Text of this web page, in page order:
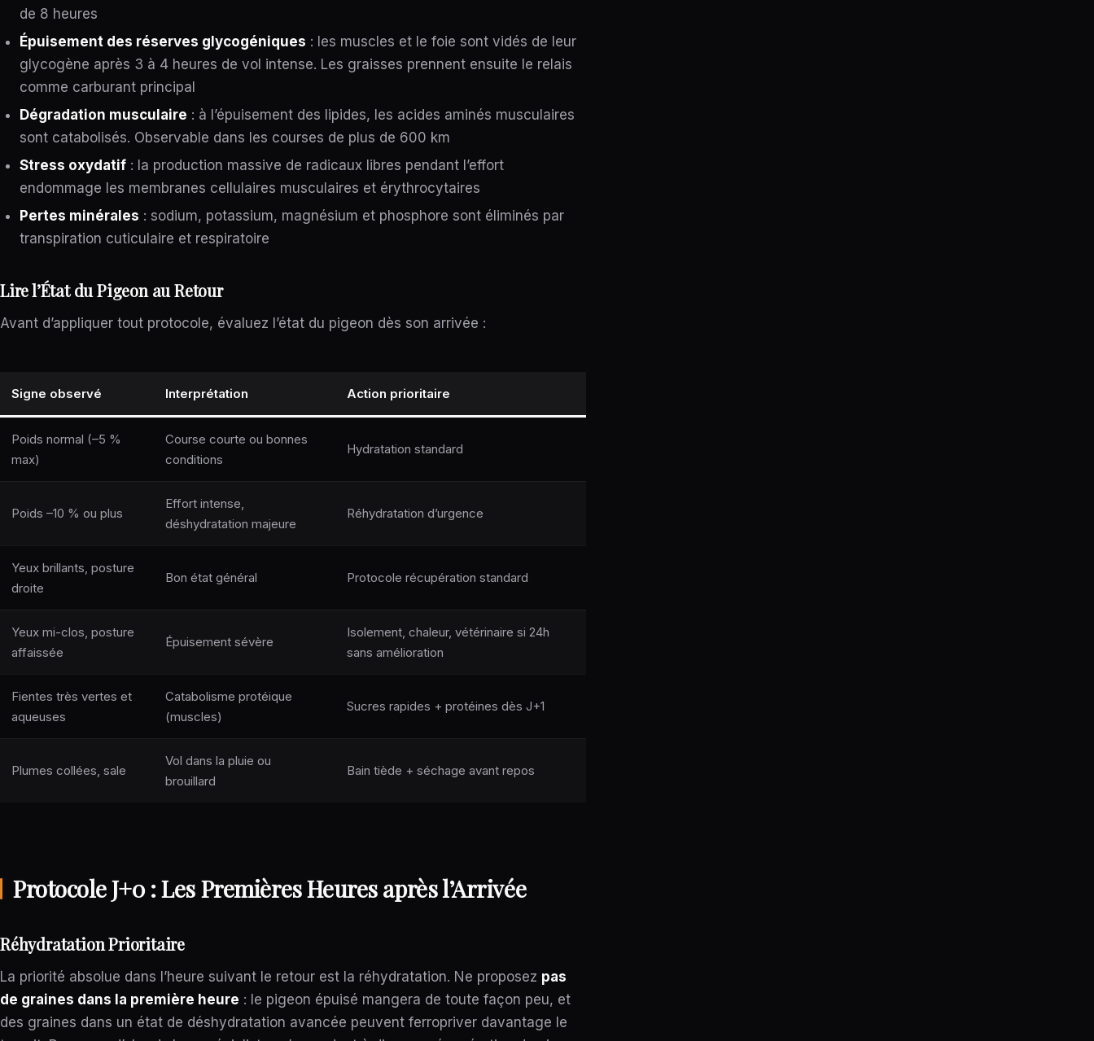
de 8 heures
Épuisement des réserves glycogéniques : les muscles et le foie sont vidés de leur
glycogène après 3 à 4 heures de vol intense. Les graisses prennent ensuite le relais
comme carburant principal
Dégradation musculaire : à l’épuisement des lipides, les acides aminés musculaires
sont catabolisés. Observable dans les courses de plus de 600 km
Stress oxydatif : la production massive de radicaux libres pendant l’effort
endommage les membranes cellulaires musculaires et érythrocytaires
Pertes minérales : sodium, potassium, magnésium et phosphore sont éliminés par
transpiration cuticulaire et respiratoire
Lire l’État du Pigeon au Retour
Avant d’appliquer tout protocole, évaluez l’état du pigeon dès son arrivée :
Signe observé Interprétation Action prioritaire
Poids normal (–5 %
max)
Course courte ou bonnes
conditions
Hydratation standard
Poids –10 % ou plus
Effort intense,
déshydratation majeure
Réhydratation d’urgence
Yeux brillants, posture
droite
Bon état général Protocole récupération standard
Yeux mi-clos, posture
affaissée
Épuisement sévère
Isolement, chaleur, vétérinaire si 24h
sans amélioration
Fientes très vertes et
aqueuses
Catabolisme protéique
(muscles)
Sucres rapides + protéines dès J+1
Plumes collées, sale
Vol dans la pluie ou
brouillard
Bain tiède + séchage avant repos
Protocole J+0 : Les Premières Heures après l’Arrivée
Réhydratation Prioritaire
La priorité absolue dans l’heure suivant le retour est la réhydratation. Ne proposez pas
de graines dans la première heure : le pigeon épuisé mangera de toute façon peu, et
des graines dans un état de déshydratation avancée peuvent ferropriver davantage le